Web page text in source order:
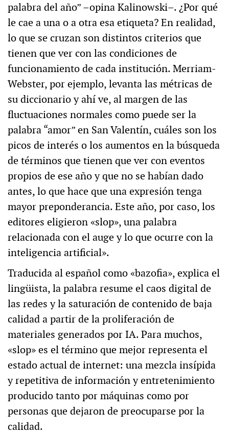
palabra del año” –opina Kalinowski–. ¿Por qué
le cae a una o a otra esa etiqueta? En realidad,
lo que se cruzan son distintos criterios que
tienen que ver con las condiciones de
funcionamiento de cada institución. Merriam-
Webster, por ejemplo, levanta las métricas de
su diccionario y ahí ve, al margen de las
fluctuaciones normales como puede ser la
palabra “amor” en San Valentín, cuáles son los
picos de interés o los aumentos en la búsqueda
de términos que tienen que ver con eventos
propios de ese año y que no se habían dado
antes, lo que hace que una expresión tenga
mayor preponderancia. Este año, por caso, los
editores eligieron «slop», una palabra
relacionada con el auge y lo que ocurre con la
inteligencia artificial».
Traducida al español como «bazofia», explica el
lingüista, la palabra resume el caos digital de
las redes y la saturación de contenido de baja
calidad a partir de la proliferación de
materiales generados por IA. Para muchos,
«slop» es el término que mejor representa el
estado actual de internet: una mezcla insípida
y repetitiva de información y entretenimiento
producido tanto por máquinas como por
personas que dejaron de preocuparse por la
calidad.